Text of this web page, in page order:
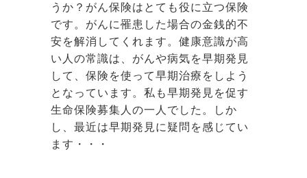
うか？がん保険はとても役に立つ保険
です。がんに罹患した場合の金銭的不
安を解消してくれます。健康意識が高
い人の常識は、がんや病気を早期発見
して、保険を使って早期治療をしよう
となっています。私も早期発見を促す
生命保険募集人の一人でした。しか
し、最近は早期発見に疑問を感じてい
ます・・・